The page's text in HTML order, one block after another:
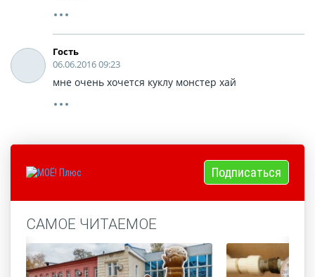
Гость
06.06.2016 09:23
мне очень хочется куклу монстер хай
Подписаться
САМОЕ ЧИТАЕМОЕ